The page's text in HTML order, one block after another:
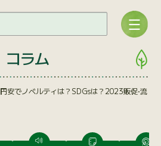
コラム
円安でノベルティは？SDGsは？2023販促•流